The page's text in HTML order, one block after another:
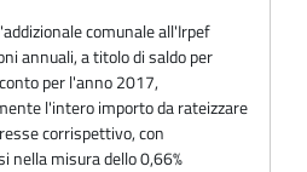
comunale all'Irpef
annuali, a titolo di saldo per
per l'anno 2017,
l'intero importo da rateizzare
corrispettivo, con
nella misura dello 0,66%